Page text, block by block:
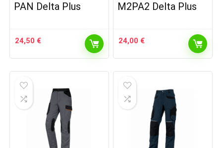
PAN Delta Plus
24,50 €
M2PA2 Delta Plus
24,00 €